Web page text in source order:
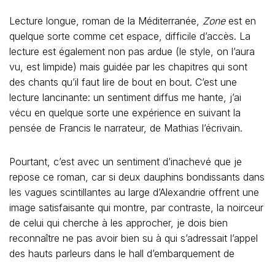
Lecture longue, roman de la Méditerranée, Zoneest en
quelque sorte comme cet espace, difficile d’accès. La
lecture est également non pas ardue (le style, on l’aura
vu, est limpide) mais guidée par les chapitres qui sont
des chants qu’il faut lire de bout en bout. C’est une
lecture lancinante: un sentiment diffus me hante, j’ai
vécu en quelque sorte une expérience en suivant la
pensée de Francis le narrateur, de Mathias l’écrivain.
Pourtant, c’est avec un sentiment d’inachevé que je
repose ce roman, car si deux dauphins bondissants dans
les vagues scintillantes au large d’Alexandrie offrent une
image satisfaisante qui montre, par contraste, la noirceur
de celui qui cherche à les approcher, je dois bien
reconnaître ne pas avoir bien su à qui s’adressait l’appel
des hauts parleurs dans le hall d’embarquement de